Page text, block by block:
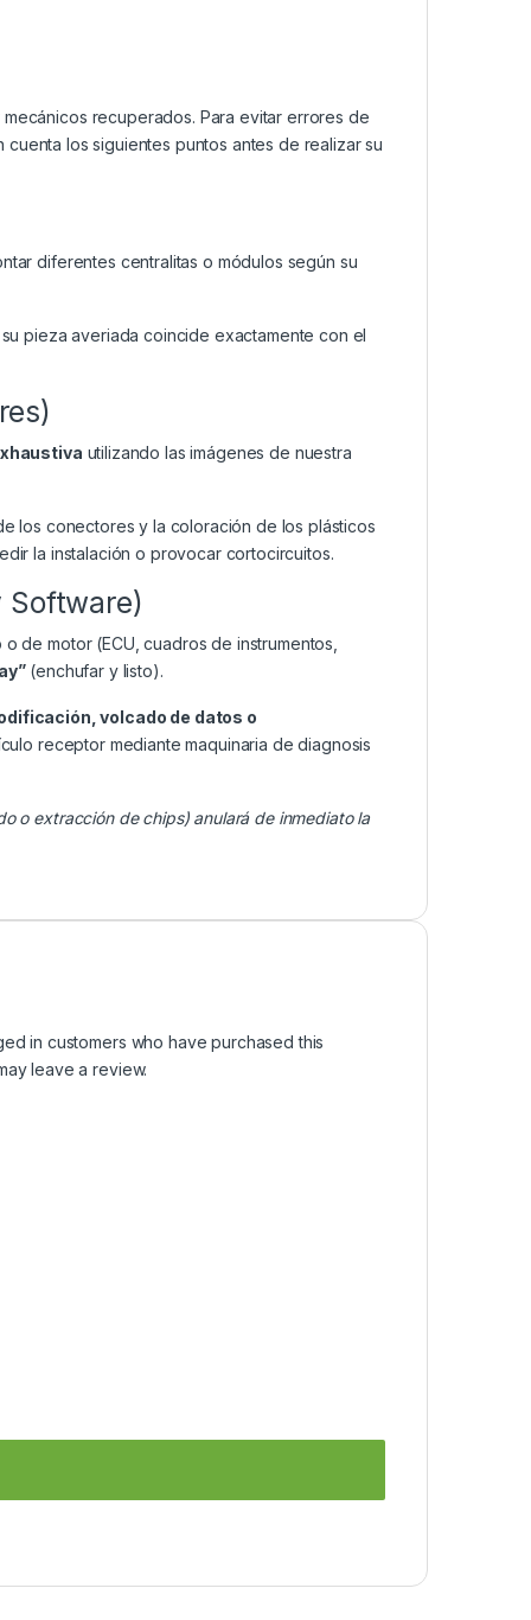
recuperados. Para evitar errores de
cuenta los siguientes puntos antes de realizar su
diferentes centralitas o módulos según su
pieza averiada coincide exactamente con el
utilizando las imágenes de nuestra
los conectores y la coloración de los plásticos
la instalación o provocar cortocircuitos.
Software)
de motor (ECU, cuadros de instrumentos,
(enchufar y listo).
volcado de datos o
receptor mediante maquinaria de diagnosis
o extracción de chips) anulará de inmediato la
in customers who have purchased this
leave a review.